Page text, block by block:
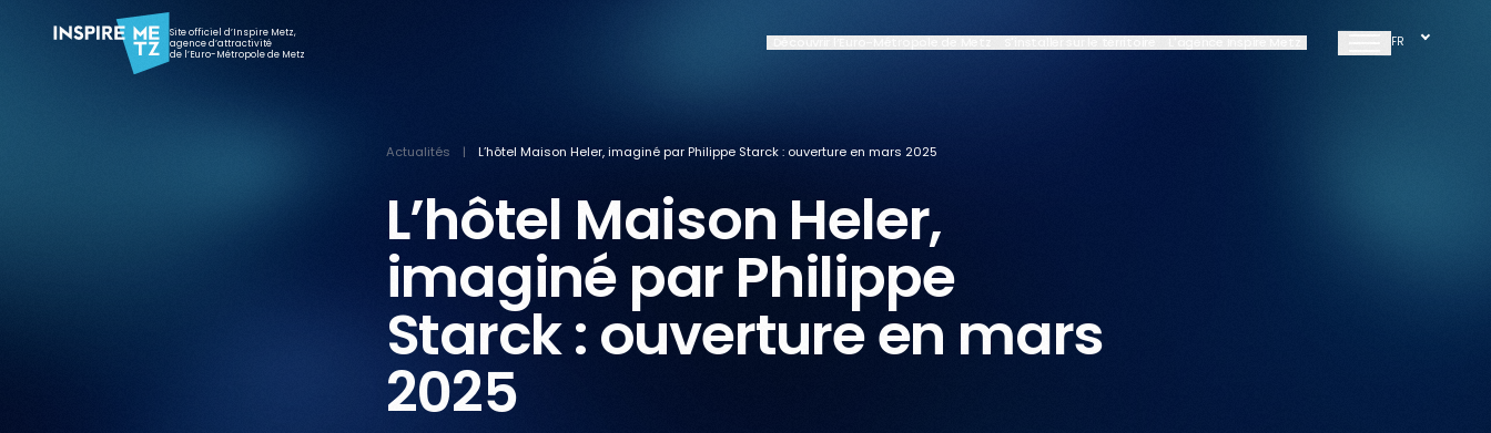
Site officiel d’Inspire Metz,
agence d’attractivité
de l’Euro-Métropole de Metz
FR
Actualités | L’hôtel Maison Heler, imaginé par Philippe Starck : ouverture en mars 2025
L’hôtel Maison Heler,
imaginé par Philippe
Starck : ouverture en mars
2025